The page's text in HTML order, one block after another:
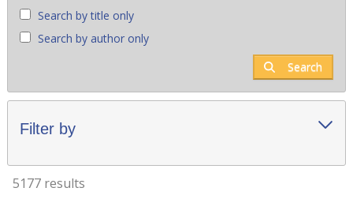
Search by title only
Search by author only
Search
Filter by
5177 results